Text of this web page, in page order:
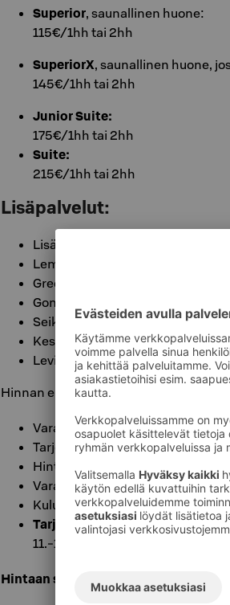
Superior, saunallinen huone:
115€/1hh tai 2hh
SuperiorX, saunallinen huone,
145€/1hh tai 2hh
Junior Suite:
175€/1hh tai 2hh
Suite:
215€/1hh tai 2hh
Lisäpalvelut:
Lisävuode 20€/vrk/kpl.
Lemmikkilisä 15€/vrk.
Greenfee ostettavissa
Gondoliliput
Seikkailupuisto
Kesäkelkkarata
Levi Waterworld
Hinnan ehdot:
Varauskoodi:BSYKSY26
Tarjoushintaisia huoneita
Hinta Asiakasomistajille. S-
Varaus on vahvistettava
Kuluton peruutus tulopäivänä
Tarjous voimassa 1.-30.9.2026.
11.-13.9.2026.
Hintaan sisältyy: